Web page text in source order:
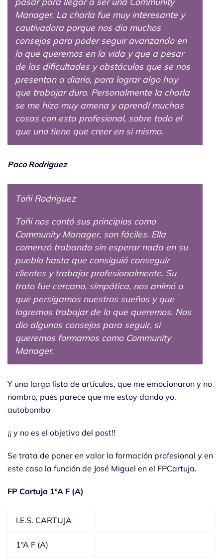
Manager. La charla fue muy interesante y
cautivadora porque nos dio muchos
consejos para poder seguir avanzando en
lo que queremos en la vida y que a pesar
de las dificultades y obstáculos que se nos
presentan a diario, para lograr algo hay
que trabajar duro. Personalmente la charla
se me hizo muy amena y aprendí muchas
cosas con esta profesional, sobre todo el
que uno tiene que creer en si mismo.
Paco Rodriguez
Toñi Rodriguez
Toñi nos contó sus principios como
Community Manager, son fáciles. Ella
comenzó trabando sin esperar nada en su
pueblo hasta que consiguió conseguir
clientes y trabajar profesionalmente. Su
trato fue cercano, simpática, nos animó a
que persigamos nuestros sueños y que
logremos trabajar de lo que queremos. Nos
dio algunos consejos para seguir, si
queremos formarnos como Community
Manager.
Y una larga lista de artículos, que me emocionaron y no
nombro, pues parece que me estoy dando yo,
autobombo
¡¡ y no es el objetivo del post!!
Se trata de poner en valor la formación profesional y en
este caso la función de José Miguel en el FPCartuja.
FP Cartuja 1ºA F (A)
I.E.S. CARTUJA
1ºA F (A)